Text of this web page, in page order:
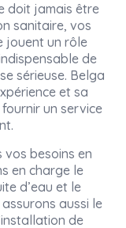
doit jamais être
sanitaire, vos
jouent un rôle
de
sérieuse. Belga
et sa
un service
besoins en
en charge le
d’eau et le
aussi le
de